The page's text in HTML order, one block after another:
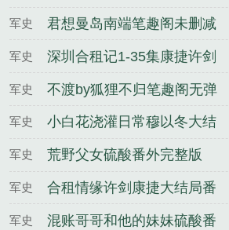
军史 君想曼岛南端笔趣阁未删减
军史
深圳合租记1-35集康捷许剑
小雯TXT百度网盘
军史
不渡by狐狸不归笔趣阁无弹
窗
军史
小白花浇灌日常穆以冬大结
局番外
军史 荒野父女硫酸番外完整版
军史
合租情缘许剑康捷大结局番
外
军史
混账哥哥和他的妹妹硫酸番